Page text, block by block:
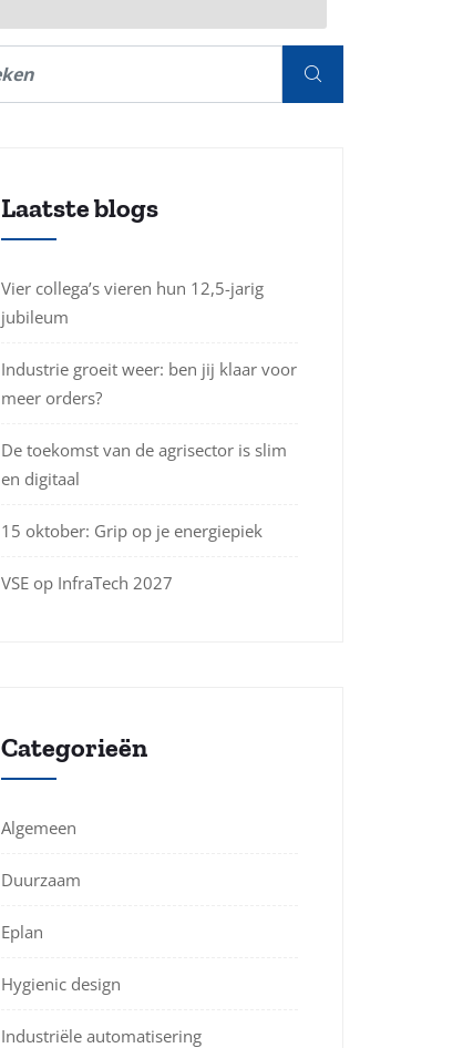
Laatste blogs
Vier collega’s vieren hun 12,5-jarig
jubileum
Industrie groeit weer: ben jij klaar voor
meer orders?
De toekomst van de agrisector is slim
en digitaal
15 oktober: Grip op je energiepiek
VSE op InfraTech 2027
Categorieën
Algemeen
Duurzaam
Eplan
Hygienic design
Industriële automatisering